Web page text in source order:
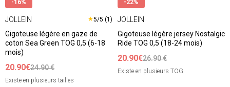
-16%
JOLLEIN ★5/5 (1)
Gigoteuse légère en gaze de
coton Sea Green TOG 0,5 (6-18
mois)
20.90€24.90 €
Existe en plusieurs tailles
-22%
JOLLEIN
Gigoteuse légère jersey Nostalgic
Ride TOG 0,5 (18-24 mois)
20.90€26.90 €
Existe en plusieurs TOG